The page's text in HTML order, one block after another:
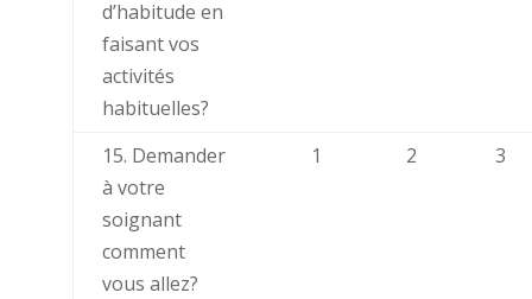
d’habitude en
faisant vos
activités
habituelles?
15. Demander
à votre
soignant
comment
vous allez?
1 2 3